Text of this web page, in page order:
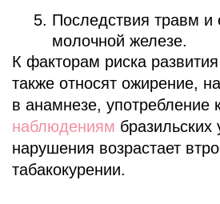
Последствия травм и
молочной железе.
К факторам риска развития
также относят ожирение,
в анамнезе, употребление
наблюдениям бразильских
нарушения возрастает
табакокурении.